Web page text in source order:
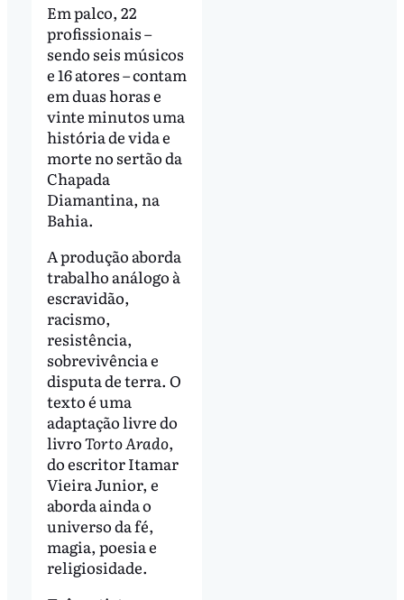
Em palco, 22
profissionais –
sendo seis músicos
e 16 atores – contam
em duas horas e
vinte minutos uma
história de vida e
morte no sertão da
Chapada
Diamantina, na
Bahia.
A produção aborda
trabalho análogo à
escravidão,
racismo,
resistência,
sobrevivência e
disputa de terra. O
texto é uma
adaptação livre do
livroTorto Arado,
do escritor Itamar
Vieira Junior, e
aborda ainda o
universo da fé,
magia, poesia e
religiosidade.